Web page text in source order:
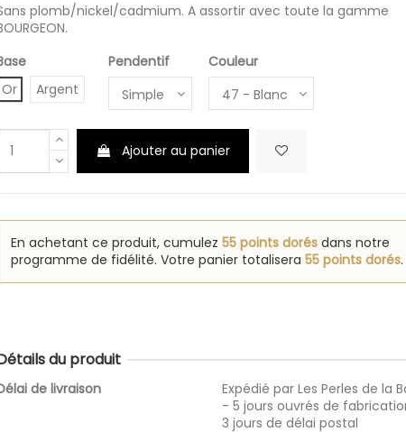
plomb/nickel/cadmium. A assortir avec toute la gamme
Or
Argent
Pendentif Couleur
Ajouter au panier
En achetant ce produit, cumulez55 points dorés dans notre
programme de fidélité. Votre panier totalisera55 points dorés.
du produit
de livraison
Expédié par Les Perles de la
- 5 jours ouvrés de
3 jours de délai postal